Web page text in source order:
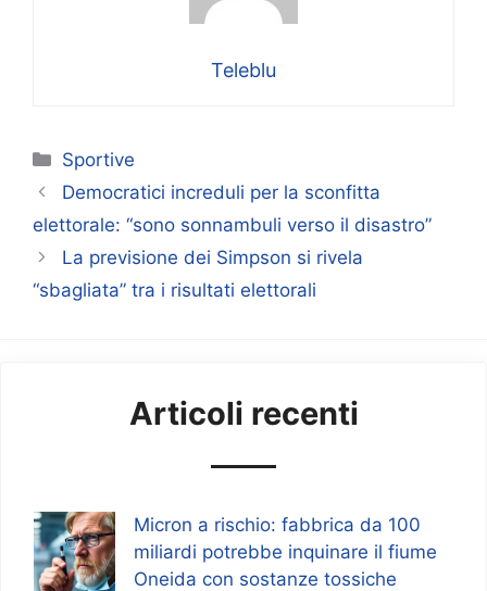
Teleblu
Categorie
Sportive
Democratici increduli per la sconfitta
elettorale: “sono sonnambuli verso il disastro”
La previsione dei Simpson si rivela
“sbagliata” tra i risultati elettorali
Articoli recenti
Micron a rischio: fabbrica da 100
miliardi potrebbe inquinare il fiume
Oneida con sostanze tossiche